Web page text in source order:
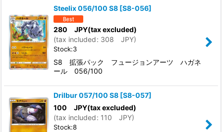
Steelix 056/100 S8 [S8-056]
280 JPY(tax excluded)
(tax included: 308 JPY)
Stock:3
S8 拡張パック フュージョンアーツ ハガネ
ール 056/100
Drilbur 057/100 S8 [S8-057]
100 JPY(tax excluded)
(tax included: 110 JPY)
Stock:8